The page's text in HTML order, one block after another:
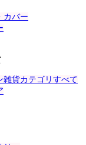
カバー
雑貨カテゴリすべて